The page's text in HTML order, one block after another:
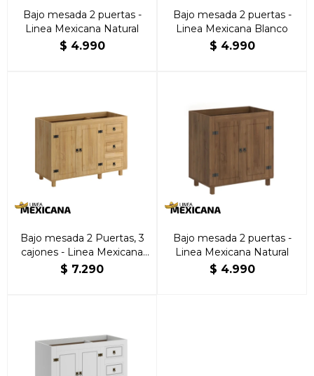
Bajo mesada 2 puertas -
Linea Mexicana Natural
$ 4.990
Bajo mesada 2 puertas -
Linea Mexicana Blanco
$ 4.990
Bajo mesada 2 Puertas, 3
cajones - Linea Mexicana
Natural
$ 7.290
Bajo mesada 2 puertas -
Linea Mexicana Natural
$ 4.990